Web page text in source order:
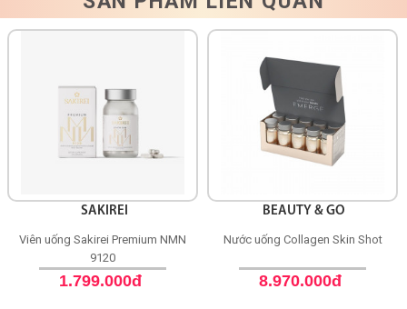
SAKIREI
Viên uống Sakirei Premium NMN
9120
1.799.000đ
BEAUTY & GO
Nước uống Collagen Skin Shot
8.970.000đ